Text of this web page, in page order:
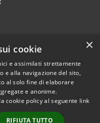
Copyright © 2026 • Città di
Comacchio • Powered by
Municipium• Accesso
×
cookie
e assimilati strettamente
e alla navigazione del sito,
al solo fine di elaborare
e anonime.
cookie policy al seguente link
RIFIUTA TUTTO